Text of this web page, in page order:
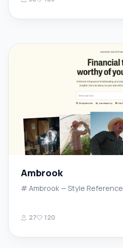
Ambrook
# Ambrook — Style Reference
27 120